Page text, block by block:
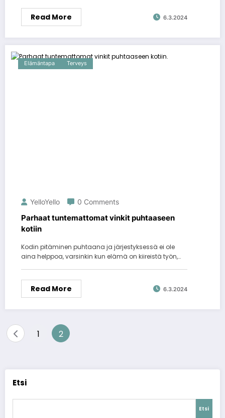
Read More 6.3.2024
Elämäntapa Terveys
YelloYello 0 Comments
Parhaat tuntemattomat vinkit puhtaaseen
kotiin
Kodin pitäminen puhtaana ja järjestyksessä ei ole
aina helppoa, varsinkin kun elämä on kiireistä työn,…
Read More 6.3.2024
Artikkelien
1 2
Etsi
Etsi